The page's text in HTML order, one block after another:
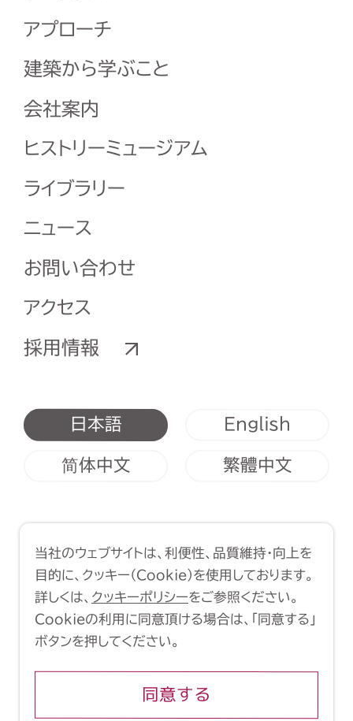
アプローチ
建築から学ぶこと
会社案内
ヒストリーミュージアム
ライブラリー
ニュース
お問い合わせ
アクセス
採用情報
日本語 English
简体中文 繁體中文
Copyright (C) 1998-2026 Yasui
Architects & Engineers, Inc.
当社のウェブサイトは、利便性、品質維持・向上を
目的に、クッキー（Cookie）を使用しております。
詳しくは、 クッキーポリシーをご参照ください。
Cookieの利用に同意頂ける場合は、「同意する」
ボタンを押してください。
同意する